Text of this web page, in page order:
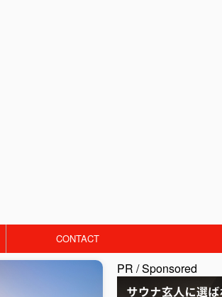
CONTACT
PR / Sponsored